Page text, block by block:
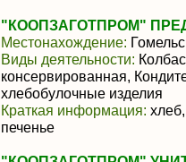
"КООПЗАГОТПРОМ"
Местонахождение:
Виды деятельности:
консервированная,
хлебобулочные изделия
Краткая информация:
печенье